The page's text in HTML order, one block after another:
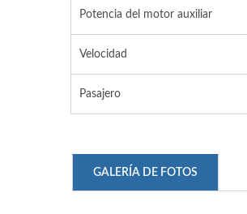
Potencia del motor auxiliar
Velocidad
Pasajero
GALERÍA DE FOTOS